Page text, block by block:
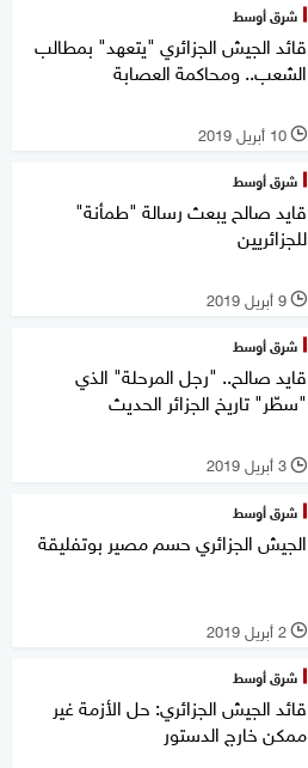
شرق أوسط
قائد الجيش الجزائري "يتعهد" بمطالب
الشعب.. ومحاكمة العصابة
l 10 أبريل 2019
شرق أوسط
قايد صالح يبعث رسالة "طمأنة"
للجزائريين
l 9 أبريل 2019
شرق أوسط
قايد صالح.. "رجل المرحلة" الذي
"سطّر" تاريخ الجزائر الحديث
l 3 أبريل 2019
شرق أوسط
الجيش الجزائري حسم مصير بوتفليقة
l 2 أبريل 2019
شرق أوسط
قائد الجيش الجزائري: حل الأزمة غير
ممكن خارج الدستور